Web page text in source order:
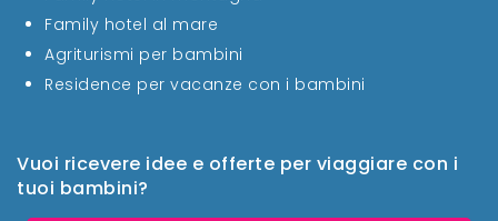
Vuoi ricevere idee e offerte per viaggiare con i
tuoi bambini?
Family hotel al mare
Agriturismi per bambini
Residence per vacanze con i bambini